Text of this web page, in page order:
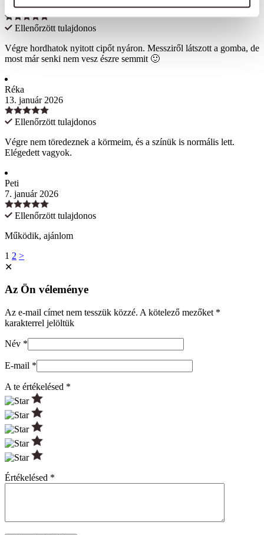
21. január 2026
Ellenőrzött tulajdonos
Végre hordhatok nyitott cipőt nyáron. Messziről látszott a gomba, de
most már senki nem vesz észre semmit 🙂
Réka
13. január 2026
Ellenőrzött tulajdonos
Végre nem töredeznek a körmeim, és a színük is normális lett.
Elégedett vagyok.
Peti
7. január 2026
Ellenőrzött tulajdonos
Működik, ajánlom
1 2 >
✕
Az Ön véleménye
Az e-mail címet nem tesszük közzé. A kötelező mezőket *
karakterrel jelöltük
Név *
E-mail *
A te értékelésed *
Értékelésed *